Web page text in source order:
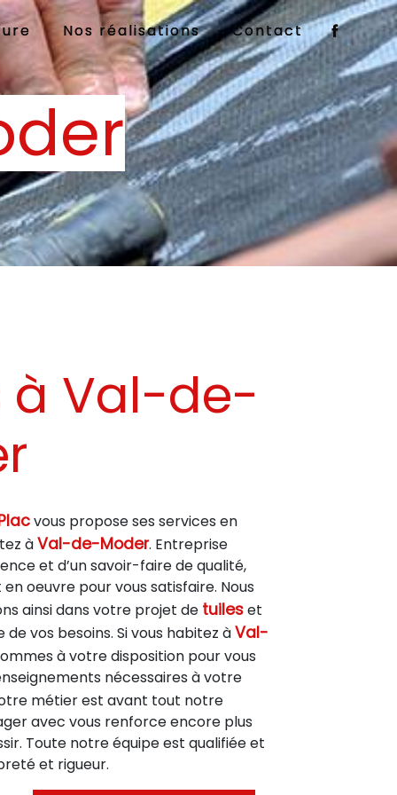
Nos réalisations Contact
à Val-de-
vous propose ses services en
àVal-de-Moder. Entreprise
et d’un savoir-faire de qualité,
oeuvre pour vous satisfaire. Nous
ainsi dans votre projet de tuileset
de vos besoins. Si vous habitez àVal-
à votre disposition pour vous
nécessaires à votre
métier est avant tout notre
avec vous renforce encore plus
Toute notre équipe est qualifiée et
et rigueur.